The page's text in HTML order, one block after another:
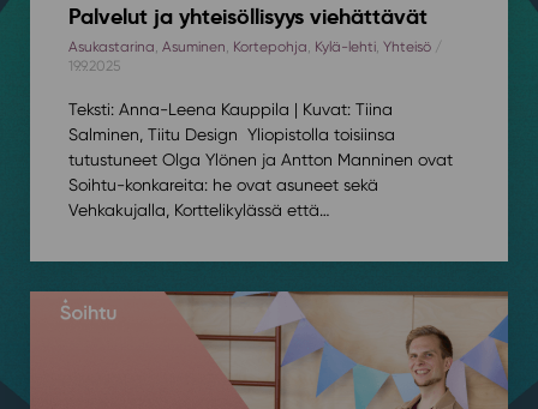
Palvelut ja yhteisöllisyys viehättävät
Asukastarina, Asuminen, Kortepohja, Kylä-lehti, Yhteisö/
19.9.2025
Teksti: Anna-Leena Kauppila | Kuvat: Tiina
Salminen, Tiitu Design Yliopistolla toisiinsa
tutustuneet Olga Ylönen ja Antton Manninen ovat
Soihtu-konkareita: he ovat asuneet sekä
Vehkakujalla, Korttelikylässä että…